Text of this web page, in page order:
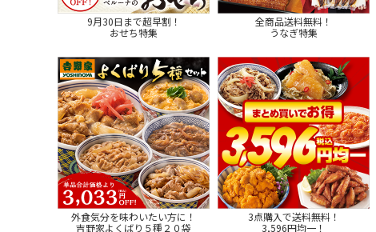
9月30日まで超早割！
おせち特集
全商品送料無料！
うなぎ特集
外食気分を味わいたい方に！
吉野家よくばり５種２０袋
3点購入で送料無料！
3,596円均一！